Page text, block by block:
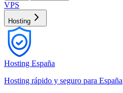
VPS
Hosting
Hosting España
Hosting rápido y seguro para España